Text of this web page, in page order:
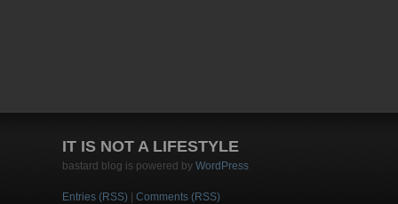
IT IS NOT A LIFESTYLE
bastard blog is powered by WordPress
Entries (RSS) Comments (RSS)